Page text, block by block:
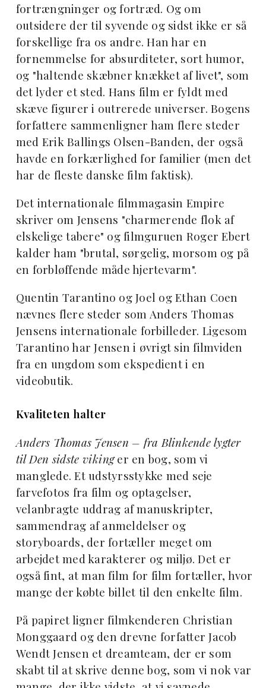
fortrængninger og fortræd. Og om
outsidere der til syvende og sidst ikke er så
forskellige fra os andre. Han har en
fornemmelse for absurditeter, sort humor,
og "haltende skæbner knækket af livet", som
det lyder et sted. Hans film er fyldt med
skæve figurer i outrerede universer. Bogens
forfattere sammenligner ham flere steder
med Erik Ballings Olsen-Banden, der også
havde en forkærlighed for familier (men det
har de fleste danske film faktisk).
Det internationale filmmagasin Empire
skriver om Jensens "charmerende flok af
elskelige tabere" og filmguruen Roger Ebert
kalder ham "brutal, sørgelig, morsom og på
en forbløffende måde hjertevarm".
Quentin Tarantino og Joel og Ethan Coen
nævnes flere steder som Anders Thomas
Jensens internationale forbilleder. Ligesom
Tarantino har Jensen i øvrigt sin filmviden
fra en ungdom som ekspedient i en
videobutik.
Kvaliteten halter
Anders Thomas Jensen – fra Blinkende lygter
til Den sidste vikinger en bog, som vi
manglede. Et udstyrsstykke med seje
farvefotos fra film og optagelser,
velanbragte uddrag af manuskripter,
sammendrag af anmeldelser og
storyboards, der fortæller meget om
arbejdet med karakterer og miljø. Det er
også fint, at man film for film fortæller, hvor
mange der købte billet til den enkelte film.
På papiret ligner filmkenderen Christian
Monggaard og den drevne forfatter Jacob
Wendt Jensen et dreamteam, der er som
skabt til at skrive denne bog, som vi nok var